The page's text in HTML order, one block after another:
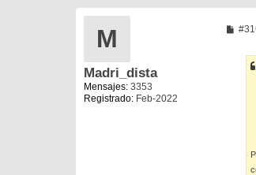
M
Madri_dista
Mensajes: 3353
Registrado: Feb-2022